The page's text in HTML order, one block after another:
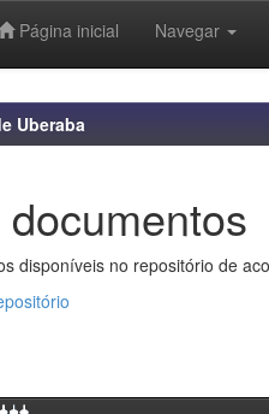
Página inicial Navegar
Uberaba
disponíveis no repositório de